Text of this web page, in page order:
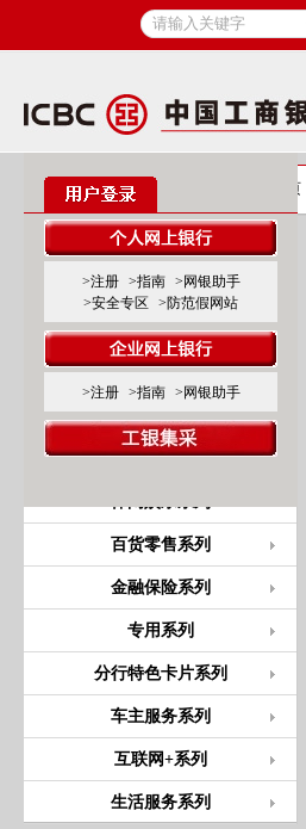
>注册 >指南
>网银助手
>安全专区
>防范假网站
>注册 >指南 >网银助手
信用卡 信用卡首页
标准卡产品系列
标准白金卡
标准金、普卡
联名卡产品系列
商旅服务系列
百货零售系列
金融保险系列
专用系列
分行特色卡片系列
车主服务系列
互联网+系列
生活服务系列